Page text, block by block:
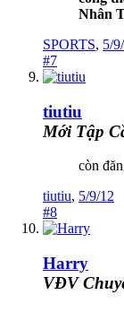
Nhân
SPORTS, 5/
#7
tiutiu
Mới Tập
còn
tiutiu, 5/9/12
#8
Harry
VĐV